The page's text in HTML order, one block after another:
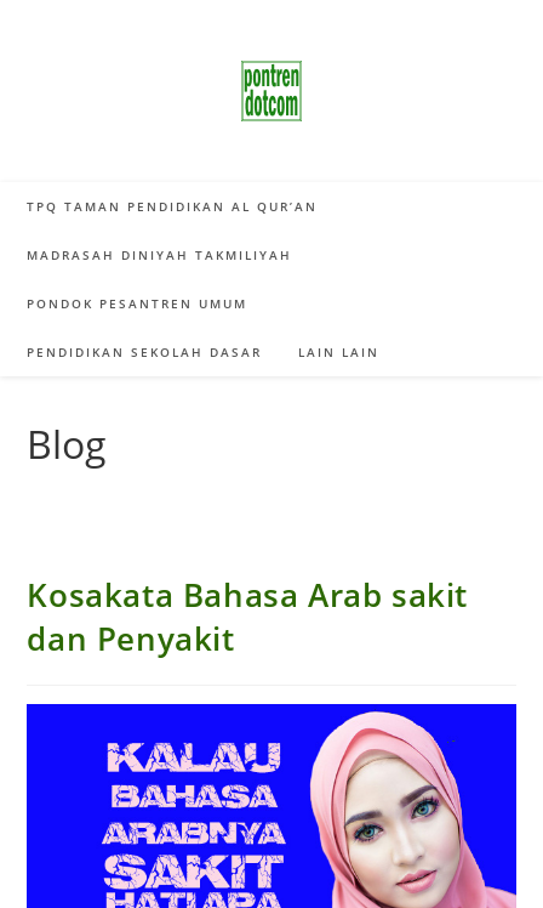
TPQ TAMAN PENDIDIKAN AL QUR’AN
MADRASAH DINIYAH TAKMILIYAH
PONDOK PESANTREN UMUM
PENDIDIKAN SEKOLAH DASAR LAIN LAIN
Blog
Kosakata Bahasa Arab sakit
dan Penyakit